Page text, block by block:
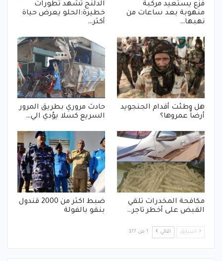
فزع يستعيد مركبة
منهوبة بعد ساعات من
نهبها…
الدلنج تشهد تطورات
خطيرة:الحلو يعرض حياة
أكثر…
هل وطئت أقدام الجنجويد
أرضاً عمروها؟
حادث مروري بطريق المرور
السريع كسلا يؤدي الي…
مكافحة المخدرات تلقي
القبض على أخطر تاجر…
ضبط اكثر من 2000 قندول
بنقو بالفولة
السابق التالي 1 من 377